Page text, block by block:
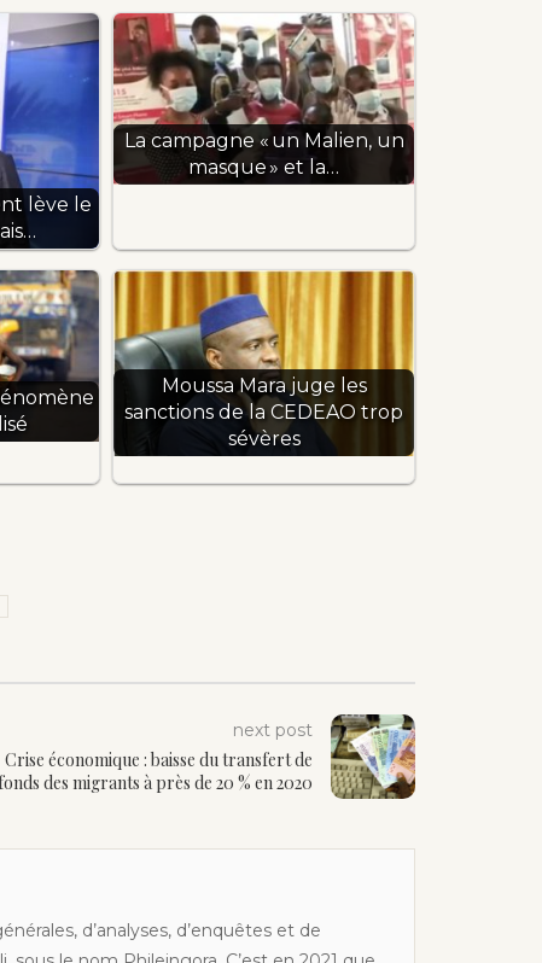
lève le
La campagne « un Malien, un
masque » et la…
Moussa Mara juge les
sanctions de la CEDEAO trop
sévères
next post
Crise économique : baisse du transfert de
des migrants à près de 20 % en 2020
d’analyses, d’enquêtes et de